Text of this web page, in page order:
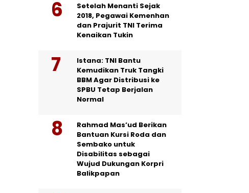
Setelah Menanti Sejak
2018, Pegawai Kemenhan
dan Prajurit TNI Terima
Kenaikan Tukin
Istana: TNI Bantu
Kemudikan Truk Tangki
BBM Agar Distribusi ke
SPBU Tetap Berjalan
Normal
Rahmad Mas’ud Berikan
Bantuan Kursi Roda dan
Sembako untuk
Disabilitas sebagai
Wujud Dukungan Korpri
Balikpapan